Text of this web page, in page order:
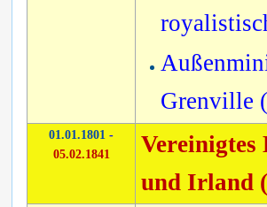
Grenville
01.01.1801 -
05.02.1841
und Irland